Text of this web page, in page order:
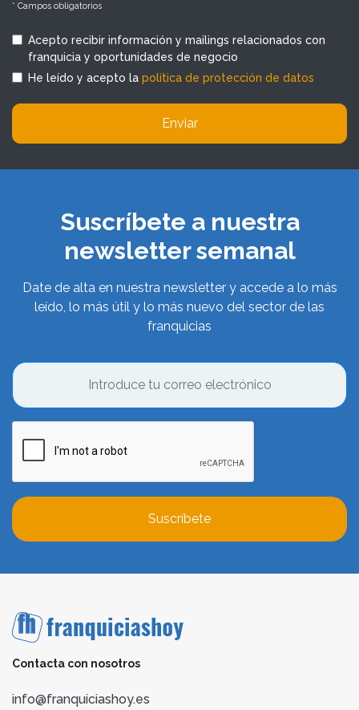
* Campos obligatorios
Acepto recibir información y mailings relacionados con
franquicia y oportunidades de negocio
He leído y acepto la política de protección de datos
Enviar
Suscríbete a nuestra
newsletter semanal
Date de alta en nuestra newsletter y accede a lo más
leído, lo más útil y lo más nuevo del sector de las
franquicias
Suscríbete
Contacta con nosotros
info@franquiciashoy.es